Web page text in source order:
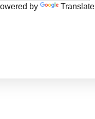
by Translate